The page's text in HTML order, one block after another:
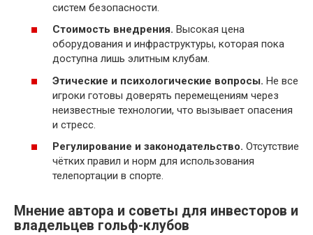
систем безопасности.
Стоимость внедрения. Высокая цена
оборудования и инфраструктуры, которая пока
доступна лишь элитным клубам.
Этические и психологические вопросы. Не все
игроки готовы доверять перемещениям через
неизвестные технологии, что вызывает опасения
и стресс.
Регулирование и законодательство. Отсутствие
чётких правил и норм для использования
телепортации в спорте.
Мнение автора и советы для инвесторов и
владельцев гольф-клубов